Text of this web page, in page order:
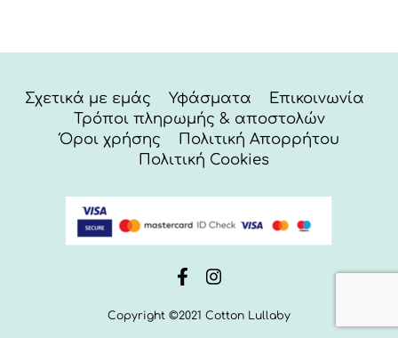
Copyright ©2021 Cotton Lullaby
Σχετικά με εμάς Υφάσματα
Επικοινωνία
Τρόποι πληρωμής & αποστολών
Όροι χρήσης
Πολιτική Απορρήτου
Πολιτική Cookies